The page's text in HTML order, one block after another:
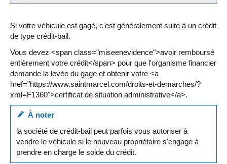
Si votre véhicule est gagé, c'est généralement suite à un crédit
de type crédit-bail.
Vous devez <span class="miseenevidence">avoir remboursé
entièrement votre crédit</span> pour que l'organisme financier
demande la levée du gage et obtenir votre <a
href="https://www.saintmarcel.com/droits-et-demarches/?
xml=F1360">certificat de situation administrative</a>.
À noter
la société de crédit-bail peut parfois vous autoriser à
vendre le véhicule si le nouveau propriétaire s'engage à
prendre en charge le solde du crédit.